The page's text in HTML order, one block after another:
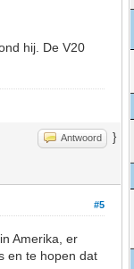
hij. De V20
Antwoord }
#5
Amerika, er
en te hopen dat